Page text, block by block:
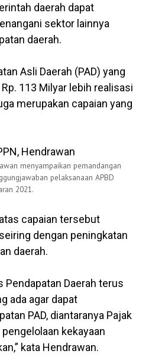
daerah dapat
sektor lainnya
daerah.
Asli Daerah (PAD) yang
113 Milyar lebih realisasi
merupakan capaian yang
menyampaikan pemandangan
pelaksanaan APBD
2021.
capaian tersebut
dengan peningkatan
daerah.
Pendapatan Daerah terus
ada agar dapat
PAD, diantaranya Pajak
kekayaan
kata Hendrawan.